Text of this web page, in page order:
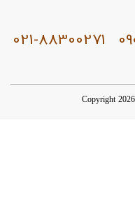
021-88300271
Copyright